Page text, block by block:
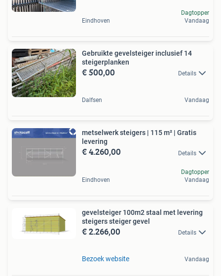
Eindhoven
Dagtopper
Vandaag
Gebruikte gevelsteiger inclusief 14
steigerplanken
€ 500,00 Details
Dalfsen Vandaag
metselwerk steigers | 115 m² | Gratis
levering
€ 4.260,00 Details
Eindhoven
Dagtopper
Vandaag
gevelsteiger 100m2 staal met levering
steigers steiger gevel
€ 2.266,00 Details
Bezoek website Vandaag